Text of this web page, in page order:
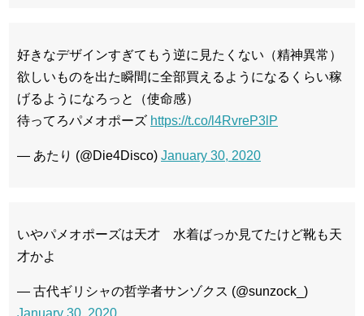
好きなデザインすぎてもう逆に見たくない（精神異常）
欲しいものを出た瞬間に全部買えるようになるくらい稼
げるようになろっと（使命感）
待ってろパメオポーズ https://t.co/l4RvreP3lP
— あたり (@Die4Disco) January 30, 2020
いやパメオポーズは天才 水着ばっか見てたけど靴も天
才かよ
— 古代ギリシャの哲学者サンゾクス (@sunzock_)
January 30, 2020